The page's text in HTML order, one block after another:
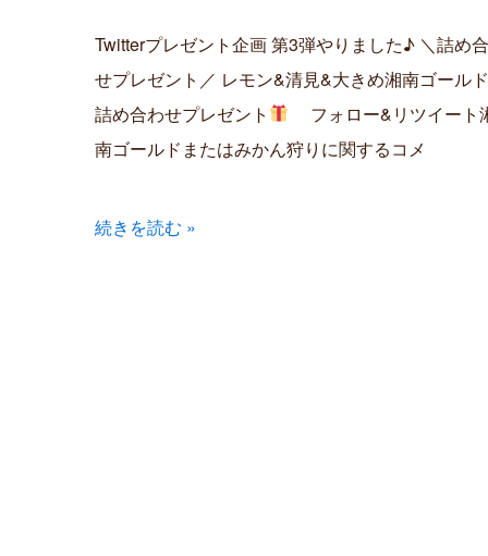
Twitterプレゼント企画 第3弾やりました♪ ＼詰め
せプレゼント／ レモン&清見&大きめ湘南ゴール
詰め合わせプレゼント
フォロー&リツイート
南ゴールドまたはみかん狩りに関するコメ
続きを読む »